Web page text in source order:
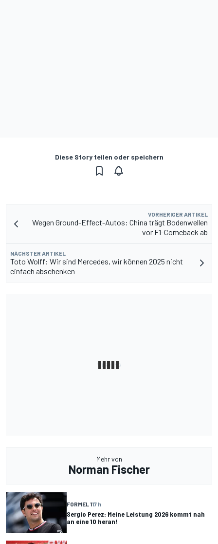
Diese Story teilen oder speichern
VORHERIGER ARTIKEL
Wegen Ground-Effect-Autos: China trägt Bodenwellen
vor F1-Comeback ab
NÄCHSTER ARTIKEL
Toto Wolff: Wir sind Mercedes, wir können 2025 nicht
einfach abschenken
Mehr von
Norman Fischer
FORMEL 117 h
Sergio Perez: Meine Leistung 2026 kommt nah
an eine 10 heran!